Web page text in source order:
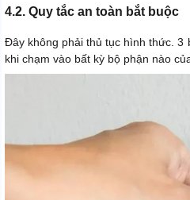
4.2. Quy tắc an toàn bắt buộc
Đây không phải thủ tục hình thức.
khi chạm vào bất kỳ bộ phận nào